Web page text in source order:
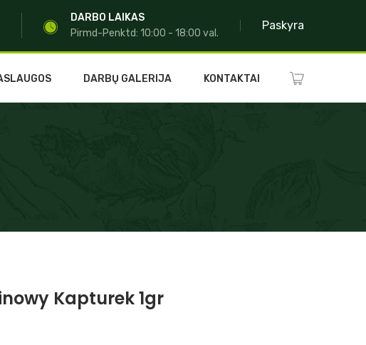
DARBO LAIKAS
Pirmd-Penktd: 10:00 - 18:00 val.
Paskyra
DARBŲ GALERIJA KONTAKTAI
Kapturek 1gr